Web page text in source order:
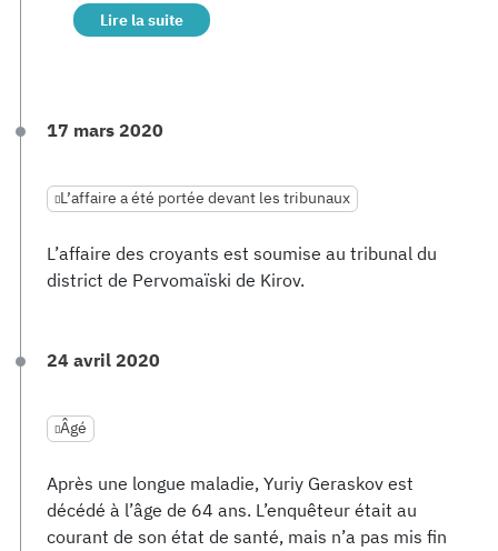
Lire la suite
17 mars 2020
L’affaire a été portée devant les tribunaux
L’affaire des croyants est soumise au tribunal du
district de Pervomaïski de Kirov.
24 avril 2020
Âgé
Après une longue maladie, Yuriy Geraskov est
décédé à l’âge de 64 ans. L’enquêteur était au
courant de son état de santé, mais n’a pas mis fin